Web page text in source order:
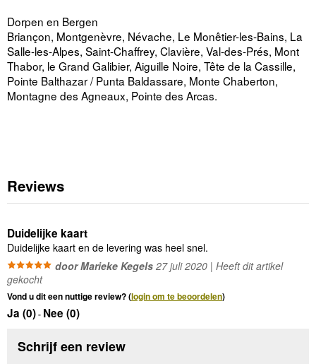
Dorpen en Bergen
Briançon, Montgenèvre, Névache, Le Monêtier-les-Bains, La
Salle-les-Alpes, Saint-Chaffrey, Clavière, Val-des-Prés, Mont
Thabor, le Grand Galibier, Aiguille Noire, Tête de la Cassille,
Pointe Balthazar / Punta Baldassare, Monte Chaberton,
Montagne des Agneaux, Pointe des Arcas.
Reviews
Duidelijke kaart
Duidelijke kaart en de levering was heel snel.
door Marieke Kegels 27 juli 2020 | Heeft dit artikel
gekocht
Vond u dit een nuttige review? (login om te beoordelen)
Ja (0)- Nee (0)
Schrijf een review